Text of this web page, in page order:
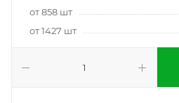
от 858 шт
от 1427 шт